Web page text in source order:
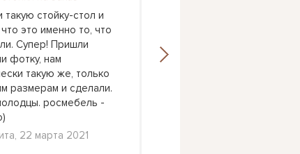
такую стойку-стол и
это именно то, что
Супер! Пришли
фотку, нам
такую же, только
размерам и сделали.
росмебель -
22 марта 2021